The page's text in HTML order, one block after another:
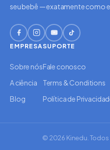
seu bebê — exatamente como
EMPRESA
Sobre nós
A ciência
Blog
SUPORTE
Fale conosco
Terms & Conditions
Política de
© 2026 Kinedu.